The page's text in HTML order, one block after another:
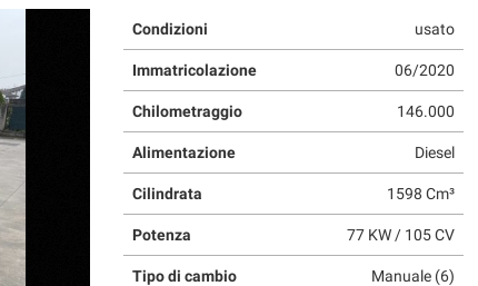
Condizioni usato
Immatricolazione 06/2020
Chilometraggio 146.000
Alimentazione Diesel
Cilindrata 1598 Cm³
Potenza 77 KW / 105 CV
Tipo di cambio Manuale (6)